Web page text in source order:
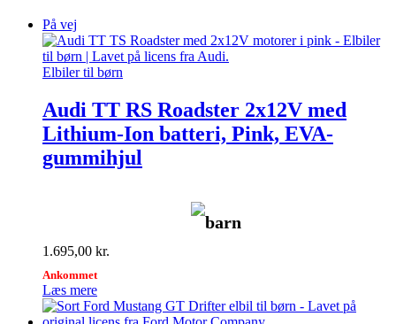
På vej
Elbiler til børn
Audi TT RS Roadster 2x12V med
Lithium-Ion batteri, Pink, EVA-
gummihjul
barn
1.695,00 kr.
Ankommet
Læs mere